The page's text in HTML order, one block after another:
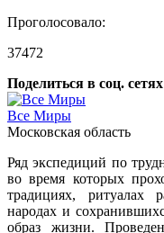
Проголосовало:
37472
Поделиться в соц.
Все Миры
Московская область
Ряд экспедиций по
во время которых
традициях, ритуалах
народах и
образ жизни.